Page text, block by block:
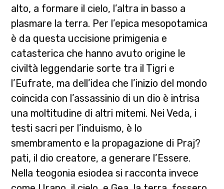
alto, a formare il cielo, l’altra in basso a
plasmare la terra. Per l’epica mesopotamica
è da questa uccisione primigenia e
catasterica che hanno avuto origine le
civiltà leggendarie sorte tra il Tigri e
l’Eufrate, ma dell’idea che l’inizio del mondo
coincida con l’assassinio di un dio è intrisa
una moltitudine di altri mitemi. Nei Veda, i
testi sacri per l’induismo, è lo
smembramento e la propagazione di Praj?
pati, il dio creatore, a generare l’Essere.
Nella teogonia esiodea si racconta invece